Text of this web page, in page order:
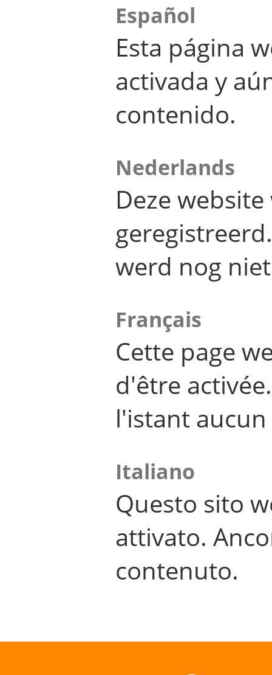
Español
Esta página
activada y
contenido.
Nederlands
Deze
werd nog
Français
Cette page
d'être
l'istant
Italiano
Questo sito
attivato.
contenuto.